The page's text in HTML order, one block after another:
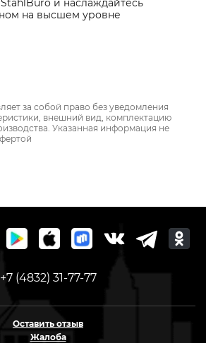
и наслаждайтесь
на высшем уровне
за собой право без уведомления
внешний вид, комплектацию
Указанная информация не
+7 (4832) 31-77-77
Оставить отзыв
Жалоба